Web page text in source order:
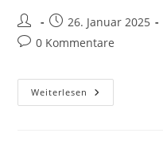
Beitrags-
Autor:
Beitrag
veröffentlicht:
26. Januar 2025
Beitrags-
0 Kommentare
Weiterlesen 14-
03-